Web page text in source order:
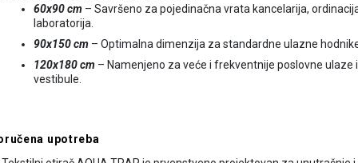
60x90 cm – Savršeno za pojedinačna vrata kancelarija,
laboratorija.
90x150 cm – Optimalna dimenzija za standardne ulazne
120x180 cm – Namenjeno za veće i frekventnije poslovne ulaze i
vestibule.
upotreba